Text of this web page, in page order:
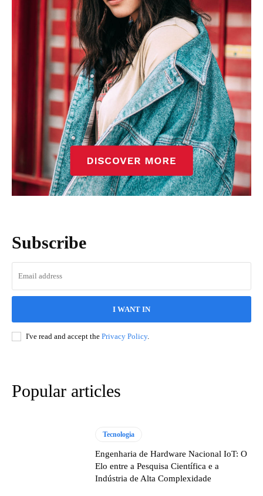
Subscribe
I WANT IN
I've read and accept the Privacy Policy.
Popular articles
Tecnologia
Engenharia de Hardware Nacional IoT: O
Elo entre a Pesquisa Científica e a
Indústria de Alta Complexidade